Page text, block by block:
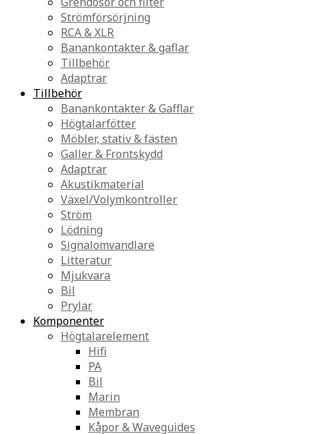
Strömförsörjning
RCA & XLR
Banankontakter & gaflar
Tillbehör
Adaptrar
Tillbehör
Banankontakter & Gafflar
Högtalarfötter
Möbler, stativ & fästen
Galler & Frontskydd
Adaptrar
Akustikmaterial
Växel/Volymkontroller
Ström
Lödning
Signalomvandlare
Litteratur
Mjukvara
Bil
Prylar
Komponenter
Högtalarelement
Hifi
PA
Bil
Marin
Membran
Kåpor & Waveguides